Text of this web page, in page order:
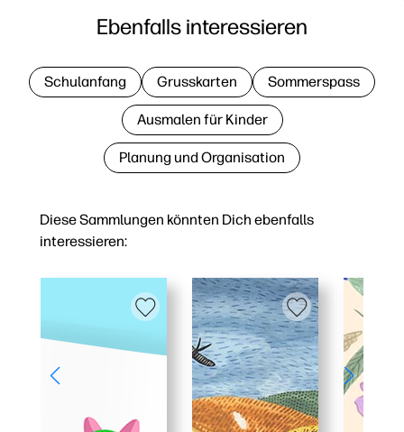
Diese Sammlungen könnten Dich ebenfalls
interessieren:
Ebenfalls interessieren
Schulanfang Grusskarten Sommerspass
Ausmalen für Kinder
Planung und Organisation